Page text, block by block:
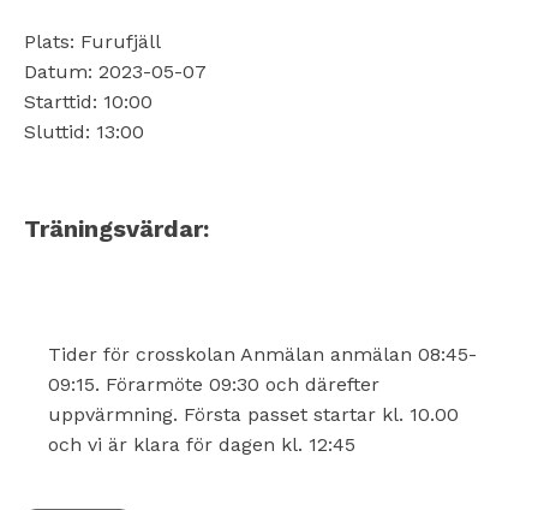
Plats: Furufjäll
Datum: 2023-05-07
Starttid: 10:00
Sluttid: 13:00
Träningsvärdar:
Tider för crosskolan Anmälan anmälan 08:45-
09:15. Förarmöte 09:30 och därefter
uppvärmning. Första passet startar kl. 10.00
och vi är klara för dagen kl. 12:45